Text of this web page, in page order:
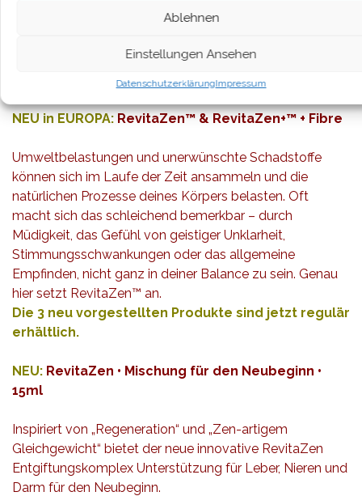
Ablehnen
Einstellungen Ansehen
DatenschutzerklärungImpressum
weitere Infos über Citrus Bliss als PDF
NEU in EUROPA: RevitaZen™ & RevitaZen+™ + Fibre
Umweltbelastungen und unerwünschte Schadstoffe
können sich im Laufe der Zeit ansammeln und die
natürlichen Prozesse deines Körpers belasten. Oft
macht sich das schleichend bemerkbar – durch
Müdigkeit, das Gefühl von geistiger Unklarheit,
Stimmungsschwankungen oder das allgemeine
Empfinden, nicht ganz in deiner Balance zu sein. Genau
hier setzt RevitaZen™ an.
Die 3 neu vorgestellten Produkte sind jetzt regulär
erhältlich.
NEU: RevitaZen • Mischung für den Neubeginn •
15ml
Inspiriert von „Regeneration“ und „Zen-artigem
Gleichgewicht“ bietet der neue innovative RevitaZen
Entgiftungskomplex Unterstützung für Leber, Nieren und
Darm für den Neubeginn.